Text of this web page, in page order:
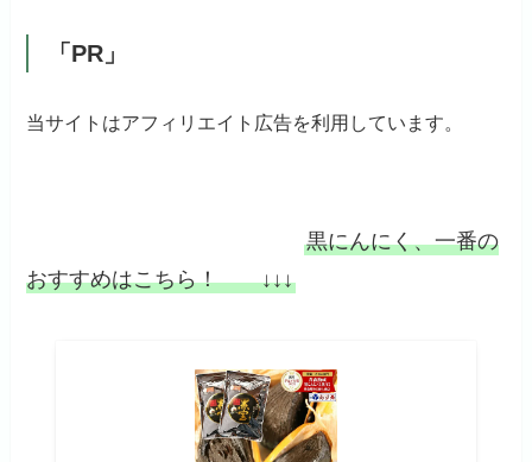
「PR」
当サイトはアフィリエイト広告を利用しています。
黒にんにく、一番の
おすすめはこちら！ ↓↓↓